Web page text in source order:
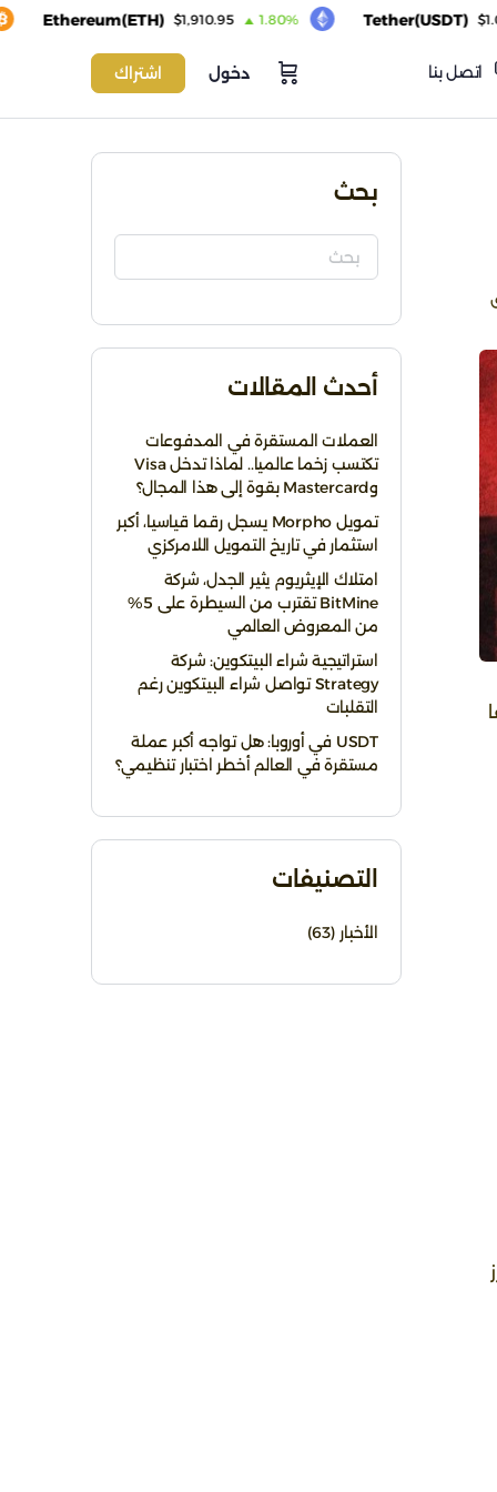
اتصل بنا دخول اشتراك
بحث
أحدث المقالات
العملات المستقرة في المدفوعات
تكتسب زخما عالميا.. لماذا تدخل Visa
وMastercard بقوة إلى هذا المجال؟
تمويل Morpho يسجل رقما قياسيا، أكبر
استثمار في تاريخ التمويل اللامركزي
امتلاك الإيثريوم يثير الجدل، شركة
BitMine تقترب من السيطرة على 5%
من المعروض العالمي
استراتيجية شراء البيتكوين: شركة
Strategy تواصل شراء البيتكوين رغم
التقلبات
USDT في أوروبا: هل تواجه أكبر عملة
مستقرة في العالم أخطر اختبار تنظيمي؟
التصنيفات
الأخبار (63)
$1,910.95 1.80% Tether(USDT) $1.00